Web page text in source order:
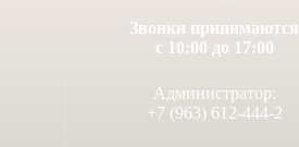
Звонки принимаются
с 10:00 до 17:00
Администратор:
+7 (963) 612-444-2